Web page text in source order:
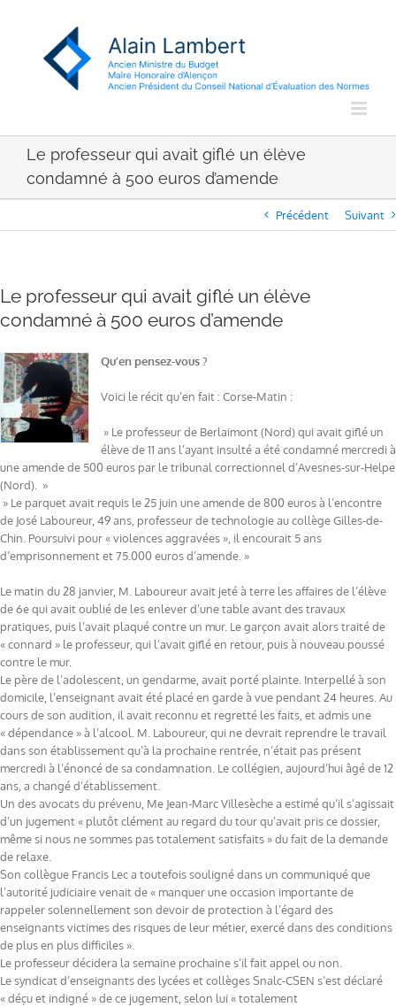
Le professeur qui avait giflé un élève
condamné à 500 euros d’amende
Précédent Suivant
Le professeur qui avait giflé un élève
condamné à 500 euros d’amende
Qu’en pensez-vous ?
Voici le récit qu’en fait : Corse-Matin :
» Le professeur de Berlaimont (Nord) qui avait giflé un
élève de 11 ans l’ayant insulté a été condamné mercredi à
une amende de 500 euros par le tribunal correctionnel d’Avesnes-sur-Helpe
(Nord). »
» Le parquet avait requis le 25 juin une amende de 800 euros à l’encontre
de José Laboureur, 49 ans, professeur de technologie au collège Gilles-de-
Chin. Poursuivi pour « violences aggravées », il encourait 5 ans
d’emprisonnement et 75.000 euros d’amende. »
Le matin du 28 janvier, M. Laboureur avait jeté à terre les affaires de l’élève
de 6e qui avait oublié de les enlever d’une table avant des travaux
pratiques, puis l’avait plaqué contre un mur. Le garçon avait alors traité de
« connard » le professeur, qui l’avait giflé en retour, puis à nouveau poussé
contre le mur.
Le père de l’adolescent, un gendarme, avait porté plainte. Interpellé à son
domicile, l’enseignant avait été placé en garde à vue pendant 24 heures. Au
cours de son audition, il avait reconnu et regretté les faits, et admis une
« dépendance » à l’alcool. M. Laboureur, qui ne devrait reprendre le travail
dans son établissement qu’à la prochaine rentrée, n’était pas présent
mercredi à l’énoncé de sa condamnation. Le collégien, aujourd’hui âgé de 12
ans, a changé d’établissement.
Un des avocats du prévenu, Me Jean-Marc Villesèche a estimé qu’il s’agissait
d’un jugement « plutôt clément au regard du tour qu’avait pris ce dossier,
même si nous ne sommes pas totalement satisfaits » du fait de la demande
de relaxe.
Son collègue Francis Lec a toutefois souligné dans un communiqué que
l’autorité judiciaire venait de « manquer une occasion importante de
rappeler solennellement son devoir de protection à l’égard des
enseignants victimes des risques de leur métier, exercé dans des conditions
de plus en plus difficiles ».
Le professeur décidera la semaine prochaine s’il fait appel ou non.
Le syndicat d’enseignants des lycées et collèges Snalc-CSEN s’est déclaré
« déçu et indigné » de ce jugement, selon lui « totalement